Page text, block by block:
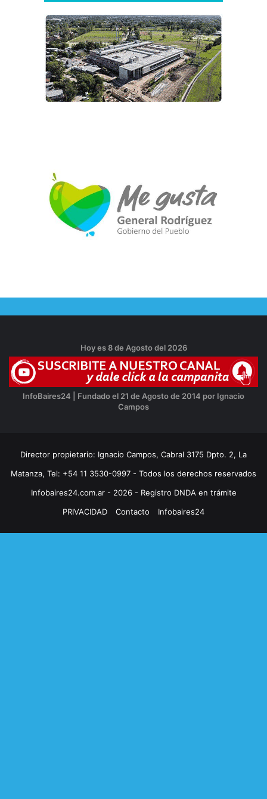
Hoy es 8 de Agosto del 2026
InfoBaires24 | Fundado el 21 de Agosto de 2014 por Ignacio
Campos
Director propietario: Ignacio Campos, Cabral 3175 Dpto. 2, La
Matanza, Tel: +54 11 3530-0997 - Todos los derechos reservados
Infobaires24.com.ar - 2026 - Registro DNDA en trámite
PRIVACIDAD
Contacto Infobaires24